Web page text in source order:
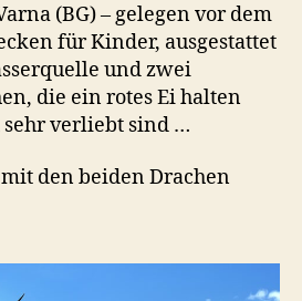
(BG) – gelegen vor dem
für Kinder, ausgestattet
und zwei
die ein rotes Ei halten
verliebt sind …
den beiden Drachen